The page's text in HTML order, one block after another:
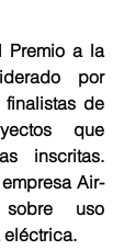
Premio a la
por
de
que
inscritas.
Air-
uso